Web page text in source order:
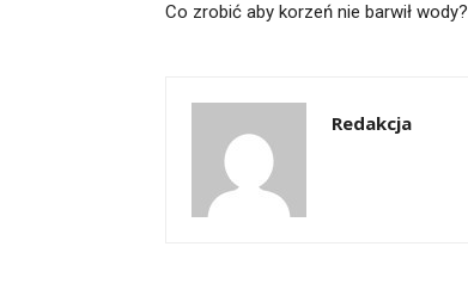
Co zrobić aby korzeń nie barwił wody?
Redakcja